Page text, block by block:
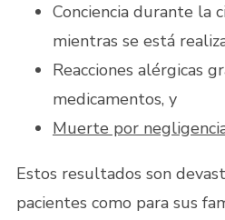
Conciencia durante la
mientras se está
Reacciones alérgicas
medicamentos, y
Muerte por
Estos resultados son
pacientes como para sus